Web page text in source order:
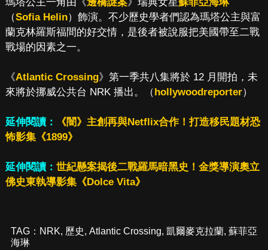
（Sofia Helin）飾演。不少歷史學者們認為瑪塔公主與富
蘭克林羅斯福間的好交情，是後者被說服把美國帶至二戰
戰場的因素之一。
《Atlantic Crossing》第一季共八集將於 12 月開拍，未
來將於挪威公共台 NRK 播出。（hollywoodreporter）
延伸閱讀：
《闇》主創再與Netflix合作！打造移民題材恐
怖影集《1899》
延伸閱讀： 世紀懸案揭後二戰羅馬暗黑史！金獎導演奧立
佛史東執導影集《Dolce Vita》
TAG： NRK, 歷史, Atlantic Crossing, 凱爾麥克拉蘭, 蘇菲亞
海琳